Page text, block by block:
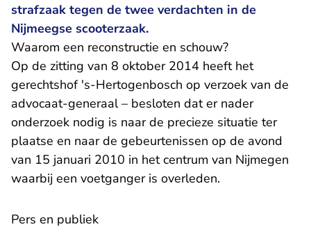
strafzaak tegen de twee verdachten in de
Nijmeegse scooterzaak.
Waarom een reconstructie en schouw?
Op de zitting van 8 oktober 2014 heeft het
gerechtshof 's-Hertogenbosch op verzoek van de
advocaat-generaal – besloten dat er nader
onderzoek nodig is naar de precieze situatie ter
plaatse en naar de gebeurtenissen op de avond
van 15 januari 2010 in het centrum van Nijmegen
waarbij een voetganger is overleden.
Pers en publiek